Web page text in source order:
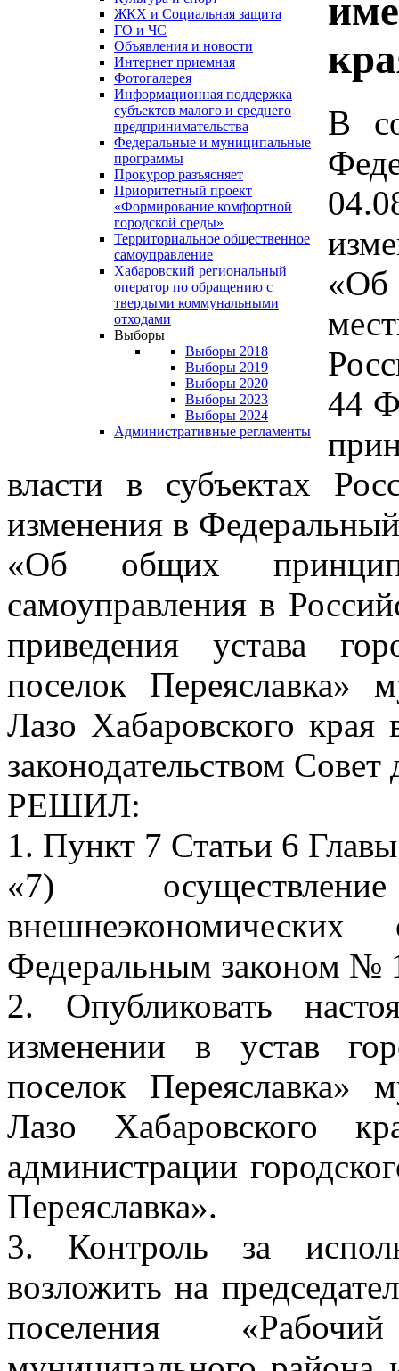
ЖКХ и Социальная защита
ГО и ЧС
Объявления и новости
Интернет приемная
Фотогалерея
Информационная поддержка
субъектов малого и среднего
предпринимательства
Федеральные и муниципальные
программы
Прокурор разъясняет
Приоритетный проект
«Формирование комфортной
городской среды»
Территориальное общественное
самоуправление
Хабаровский региональный
оператор по обращению с
твердыми коммунальными
отходами
Выборы
Выборы 2018
Выборы 2019
Выборы 2020
Выборы 2023
Выборы 2024
Административные регламенты
В
«Об
44
власти в субъектах
изменения в
«Об общих
самоуправления в
приведения устава
поселок Переяславка»
Лазо Хабаровского края
законодательством Совет
РЕШИЛ:
1. Пункт 7 Статьи 6
«7)
Федеральным законом №
2. Опубликовать
изменении в устав
поселок Переяславка»
Лазо Хабаровского
администрации
Переяславка».
3. Контроль за
возложить на
поселения